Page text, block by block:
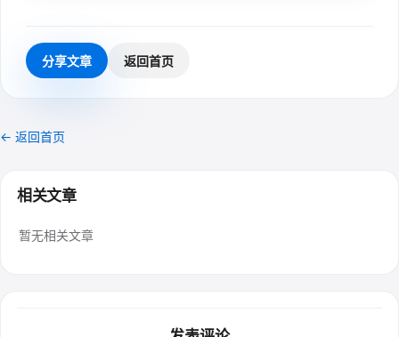
分享文章 返回首页
← 返回首页
相关文章
暂无相关文章